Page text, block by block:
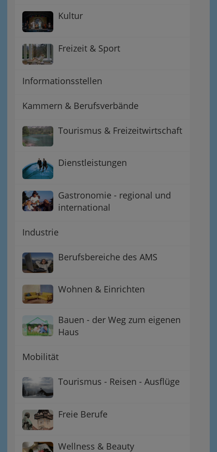
Kultur
Freizeit & Sport
Informationsstellen
Kammern & Berufsverbände
Tourismus & Freizeitwirtschaft
Dienstleistungen
Gastronomie - regional und
international
Industrie
Berufsbereiche des AMS
Wohnen & Einrichten
Bauen - der Weg zum eigenen
Haus
Mobilität
Tourismus - Reisen - Ausflüge
Freie Berufe
Wellness & Beauty